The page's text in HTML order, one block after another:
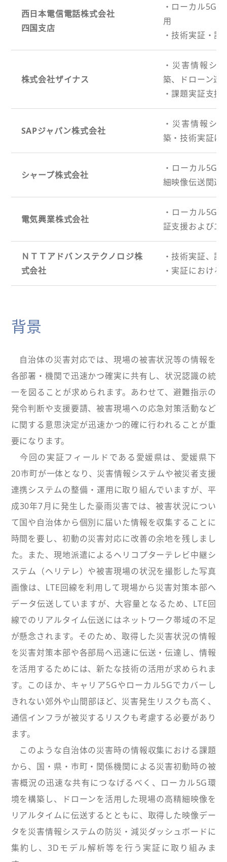
西日本電信電話株式会社
四国支店
・ローカル5G
用
・技術実証・課
株式会社ザイナス
・災害情報シ
築、ドローン連
・課題実証支援
SAPジャパン株式会社
・災害情報シ
築・技術実証に
シャープ株式会社
・ローカル5G
細映像伝送関連
電気興業株式会社
・ローカル5G
証支援およびエ
ＮＴＴアドバンステクノロジ株
式会社
・技術実証、
・実証におけ
背景
自治体の災害対応では、現場の被害状況等の情報を
各部署・機関で迅速かつ確実に共有し、状況認識の統
一を図ることが求められます。あわせて、避難指示の
発令判断や支援要請、被害現場への応急対策活動など
に関する意思決定が迅速かつ的確に行われることが重
要になります。
今回の実証フィールドである愛媛県は、愛媛県下
20市町が一体となり、災害情報システムや被災者支援
連携システムの整備・運用に取り組んでいますが、平
成30年7月に発生した豪雨災害では、被害状況につい
て国や自治体から個別に届いた情報を収集することに
時間を要し、初動の災害対応に改善の余地を残しまし
た。また、現地派遣によるヘリコプターテレビ中継シ
ステム（ヘリテレ）や被害現場の状況を撮影した写真
画像は、LTE回線を利用して現場から災害対策本部へ
データ伝送していますが、大容量となるため、LTE回
線でのリアルタイム伝送にはネットワーク帯域の不足
が懸念されます。そのため、取得した災害状況の情報
を災害対策本部や各部局へ迅速に伝送・伝達し、情報
を活用するためには、新たな技術の活用が求められま
す。このほか、キャリア5Gやローカル5Gでカバーし
きれない郊外や山間部ほど、災害発生リスクも高く、
通信インフラが被災するリスクも考慮する必要があり
ます。
このような自治体の災害時の情報収集における課題
から、国・県・市町・関係機関による災害初動時の被
害概況の迅速な共有につなげるべく、ローカル5G環
境を構築し、ドローンを活用した現場の高精細映像を
リアルタイムに伝送するとともに、取得した映像デー
タを災害情報システムの防災・減災ダッシュボードに
集約し、3Dモデル解析等を行う実証に取り組みま